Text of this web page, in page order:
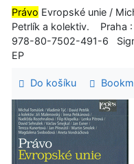
Právo Evropské unie /
Petrlík a kolektiv. Praha :
978-80-7502-491-6
EP
Do košíku